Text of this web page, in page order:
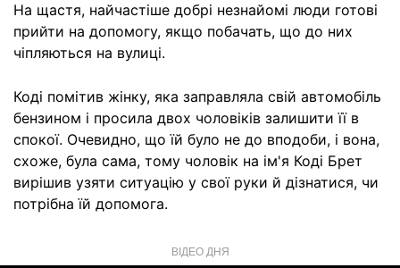
На щастя, найчастіше добрі незнайомі люди готові
прийти на допомогу, якщо побачать, що до них
чіпляються на вулиці.
Коді помітив жінку, яка заправляла свій автомобіль
бензином і просила двох чоловіків залишити її в
спокої. Очевидно, що їй було не до вподоби, і вона,
схоже, була сама, тому чоловік на ім'я Коді Брет
вирішив узяти ситуацію у свої руки й дізнатися, чи
потрібна їй допомога.
ВІДЕО ДНЯ